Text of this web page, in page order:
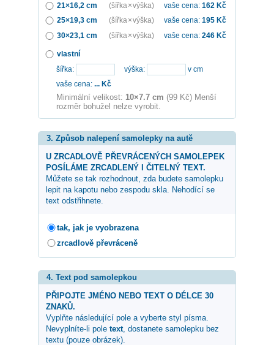
21×16,2 cm
(šířka × výška) vaše cena: 162 Kč
25×19,3 cm
(šířka × výška) vaše cena: 195 Kč
30×23,1 cm
(šířka × výška) vaše cena: 246 Kč
vlastní
šířka:
výška:
v cm
vaše cena: ... Kč
Minimální velikost: 10×7.7 cm (99 Kč) Menší
rozměr bohužel nelze vyrobit.
3. Způsob nalepení samolepky na autě
U ZRCADLOVĚ PŘEVRÁCENÝCH SAMOLEPEK
POSÍLÁME ZRCADLENÝ I ČITELNÝ TEXT.
Můžete se tak rozhodnout, zda budete samolepku
lepit na kapotu nebo zespodu skla. Nehodící se
text odstřihnete.
tak, jak je vyobrazena
zrcadlově převráceně
4. Text pod samolepkou
PŘIPOJTE JMÉNO NEBO TEXT O DÉLCE 30
ZNAKŮ.
Vyplňte následující pole a vyberte styl písma.
Nevyplníte-li pole text, dostanete samolepku bez
textu (pouze obrázek).